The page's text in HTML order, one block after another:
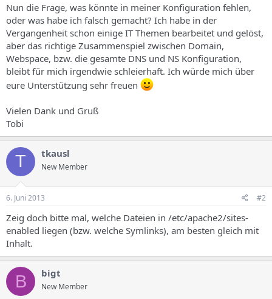
Nun die Frage, was könnte in meiner Konfiguration fehlen,
oder was habe ich falsch gemacht? Ich habe in der
Vergangenheit schon einige IT Themen bearbeitet und gelöst,
aber das richtige Zusammenspiel zwischen Domain,
Webspace, bzw. die gesamte DNS und NS Konfiguration,
bleibt für mich irgendwie schleierhaft. Ich würde mich über
eure Unterstützung sehr freuen
Vielen Dank und Gruß
Tobi
T tkausl
New Member
6. Juni 2013 #2
Zeig doch bitte mal, welche Dateien in /etc/apache2/sites-
enabled liegen (bzw. welche Symlinks), am besten gleich mit
Inhalt.
B bigt
New Member